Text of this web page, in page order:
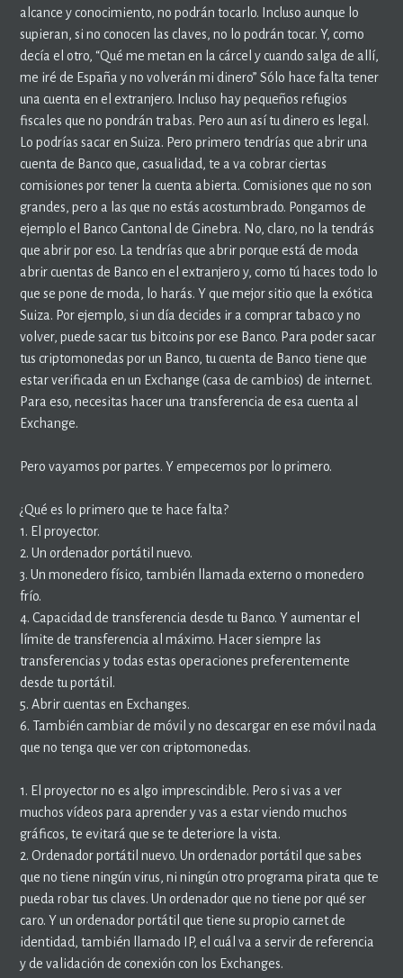
alcance y conocimiento, no podrán tocarlo. Incluso aunque lo
supieran, si no conocen las claves, no lo podrán tocar. Y, como
decía el otro, “Qué me metan en la cárcel y cuando salga de allí,
me iré de España y no volverán mi dinero” Sólo hace falta tener
una cuenta en el extranjero. Incluso hay pequeños refugios
fiscales que no pondrán trabas. Pero aun así tu dinero es legal.
Lo podrías sacar en Suiza. Pero primero tendrías que abrir una
cuenta de Banco que, casualidad, te a va cobrar ciertas
comisiones por tener la cuenta abierta. Comisiones que no son
grandes, pero a las que no estás acostumbrado. Pongamos de
ejemplo el Banco Cantonal de Ginebra. No, claro, no la tendrás
que abrir por eso. La tendrías que abrir porque está de moda
abrir cuentas de Banco en el extranjero y, como tú haces todo lo
que se pone de moda, lo harás. Y que mejor sitio que la exótica
Suiza. Por ejemplo, si un día decides ir a comprar tabaco y no
volver, puede sacar tus bitcoins por ese Banco. Para poder sacar
tus criptomonedas por un Banco, tu cuenta de Banco tiene que
estar verificada en un Exchange (casa de cambios) de internet.
Para eso, necesitas hacer una transferencia de esa cuenta al
Exchange.
Pero vayamos por partes. Y empecemos por lo primero.
¿Qué es lo primero que te hace falta?
1. El proyector.
2. Un ordenador portátil nuevo.
3. Un monedero físico, también llamada externo o monedero
frío.
4. Capacidad de transferencia desde tu Banco. Y aumentar el
límite de transferencia al máximo. Hacer siempre las
transferencias y todas estas operaciones preferentemente
desde tu portátil.
5. Abrir cuentas en Exchanges.
6. También cambiar de móvil y no descargar en ese móvil nada
que no tenga que ver con criptomonedas.
1. El proyector no es algo imprescindible. Pero si vas a ver
muchos vídeos para aprender y vas a estar viendo muchos
gráficos, te evitará que se te deteriore la vista.
2. Ordenador portátil nuevo. Un ordenador portátil que sabes
que no tiene ningún virus, ni ningún otro programa pirata que te
pueda robar tus claves. Un ordenador que no tiene por qué ser
caro. Y un ordenador portátil que tiene su propio carnet de
identidad, también llamado IP, el cuál va a servir de referencia
y de validación de conexión con los Exchanges.